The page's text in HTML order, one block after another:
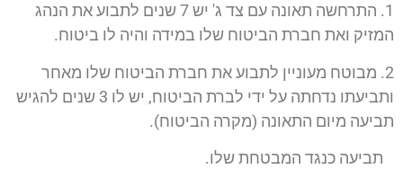
1. התרחשה תאונה עם צד ג' יש 7 שנים לתבוע את הנהג
המזיק ואת חברת הביטוח שלו במידה והיה לו ביטוח.
2. מבוטח מעוניין לתבוע את חברת הביטוח שלו מאחר
ותביעתו נדחתה על ידי לברת הביטוח, יש לו 3 שנים להגיש
תביעה מיום התאונה (מקרה הביטוח).
תביעה כנגד המבטחת שלו.